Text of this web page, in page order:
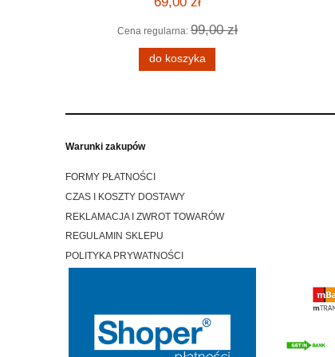
Cena regularna: 99,00 zł
do koszyka
Warunki zakupów
FORMY PŁATNOŚCI
CZAS I KOSZTY DOSTAWY
REKLAMACJA I ZWROT TOWARÓW
REGULAMIN SKLEPU
POLITYKA PRYWATNOŚCI